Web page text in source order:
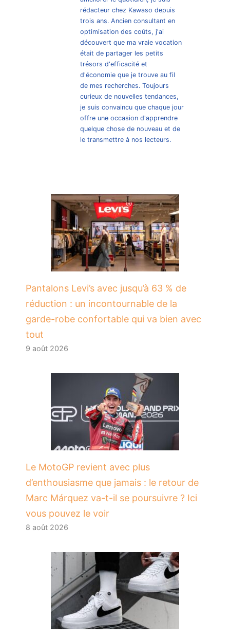
rédacteur chez Kawaso depuis
trois ans. Ancien consultant en
optimisation des coûts, j'ai
découvert que ma vraie vocation
était de partager les petits
trésors d'efficacité et
d'économie que je trouve au fil
de mes recherches. Toujours
curieux de nouvelles tendances,
je suis convaincu que chaque jour
offre une occasion d'apprendre
quelque chose de nouveau et de
le transmettre à nos lecteurs.
Pantalons Levi’s avec jusqu’à 63 % de
réduction : un incontournable de la
garde-robe confortable qui va bien avec
tout
9 août 2026
Le MotoGP revient avec plus
d’enthousiasme que jamais : le retour de
Marc Márquez va-t-il se poursuivre ? Ici
vous pouvez le voir
8 août 2026